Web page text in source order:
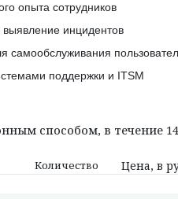
опыта сотрудников
выявление инцидентов
самообслуживания
поддержки и ITSM
способом, в течение
Количество Цена, в